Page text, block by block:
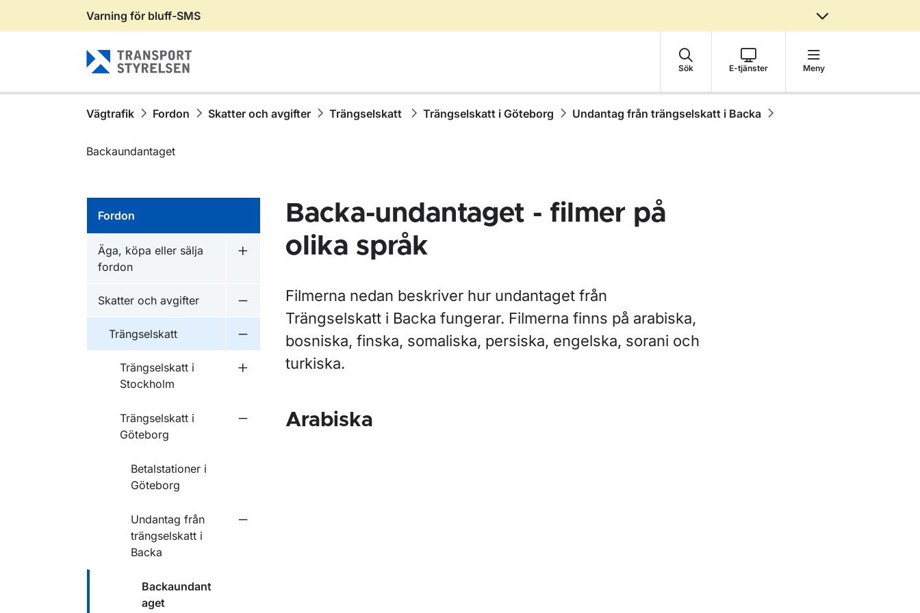
Gå till sidans innehåll
Varning för bluff-SMS
Sök E-tjänster Meny
Vägtrafik Fordon Skatter och avgifter Trängselskatt Trängselskatt i Göteborg Undantag från trängselskatt i Backa
Backaundantaget
Fordon
Äga, köpa eller sälja
fordon
Undermeny för Äga, köpa eller sälja fordon
Skatter och avgifter
Trängselskatt
Undermeny för Trängselskatt
Trängselskatt i
Stockholm
Undermeny för Trängselskatt i Stockholm
Trängselskatt i
Göteborg
Undermeny för Trängselskatt i Göteborg
Betalstationer i
Göteborg
Undantag från
trängselskatt i
Backa
Backaundant
aget
Backa-undantaget - filmer på
olika språk
Filmerna nedan beskriver hur undantaget från
Trängselskatt i Backa fungerar. Filmerna finns på arabiska,
bosniska, finska, somaliska, persiska, engelska, sorani och
turkiska.
Arabiska